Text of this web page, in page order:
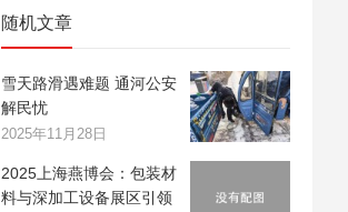
随机文章
雪天路滑遇难题 通河公安
解民忧
2025年11月28日
2025上海燕博会：包装材
料与深加工设备展区引领